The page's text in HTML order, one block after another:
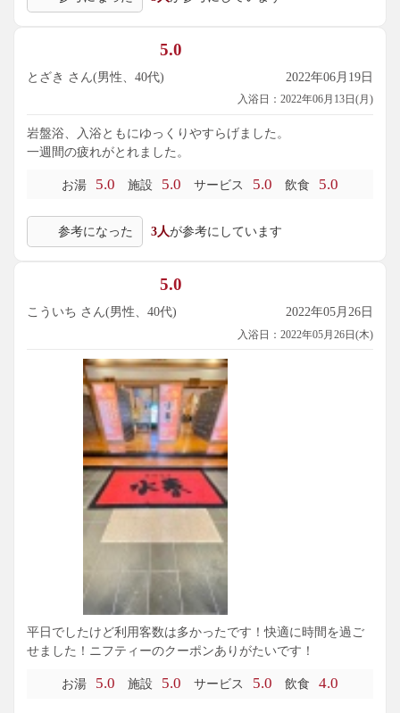
5.0
とざき さん(男性、40代) 2022年06月19日
入浴日：2022年06月13日(月)
岩盤浴、入浴ともにゆっくりやすらげました。
一週間の疲れがとれました。
お湯 5.0 施設 5.0 サービス 5.0 飲食 5.0
参考になった 3人が参考にしています
5.0
こういち さん(男性、40代) 2022年05月26日
入浴日：2022年05月26日(木)
平日でしたけど利用客数は多かったです！快適に時間を過ご
せました！ニフティーのクーポンありがたいです！
お湯 5.0 施設 5.0 サービス 5.0 飲食 4.0